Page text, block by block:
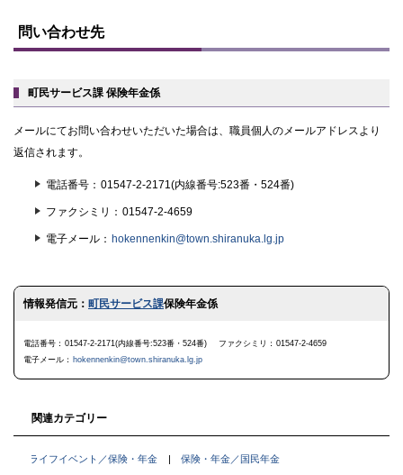
ッ
プ
る
問い合わせ先
町民サービス課 保険年金係
メールにてお問い合わせいただいた場合は、職員個人のメールアドレスより
返信されます。
電話番号 01547-2-2171(内線番号:523番・524番)
ファクシミリ 01547-2-4659
電子メール hokennenkin@town.shiranuka.lg.jp
ト
る
情報発信元： 町民サービス課保険年金係
電話番号 01547-2-2171(内線番号:523番・524番) ファクシミリ
01547-2-4659
電子メール
hokennenkin@town.shiranuka.lg.jp
関連カテゴリー
ライフイベント／保険・年金 保険・年金／国民年金